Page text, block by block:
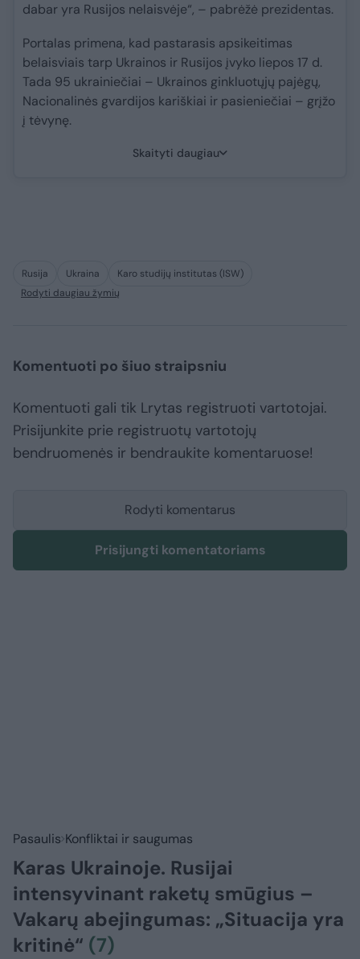
dabar yra Rusijos nelaisvėje“, – pabrėžė prezidentas.
Portalas primena, kad pastarasis apsikeitimas
belaisviais tarp Ukrainos ir Rusijos įvyko liepos 17 d.
Tada 95 ukrainiečiai – Ukrainos ginkluotųjų pajėgų,
Nacionalinės gvardijos kariškiai ir pasieniečiai – grįžo
į tėvynę.
Skaityti daugiau
Rusija Ukraina
Karo studijų institutas (ISW)
Rodyti daugiau žymių
Komentuoti po šiuo straipsniu
Komentuoti gali tik Lrytas registruoti vartotojai.
Prisijunkite prie registruotų vartotojų
bendruomenės ir bendraukite komentaruose!
Rodyti komentarus
Prisijungti komentatoriams
Pasaulis Konfliktai ir saugumas
Karas Ukrainoje. Rusijai
intensyvinant raketų smūgius –
Vakarų abejingumas: „Situacija yra
kritinė“ (7)